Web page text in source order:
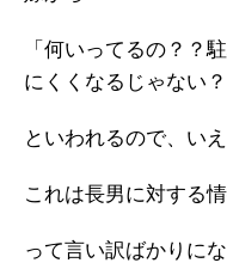
「何いってるの？？
にくくなるじゃない
といわれるので、いえ
これは長男に対する
って言い訳ばかりに